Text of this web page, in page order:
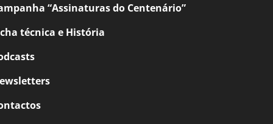
“Assinaturas do Centenário”
técnica e História